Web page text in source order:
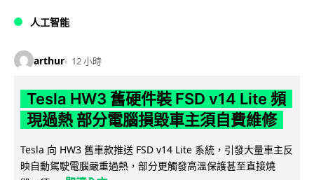
人工智能
arthur 12 小時
Tesla HW3 舊硬件裝 FSD v14 Lite 頻
現過熱 部分電腦損毀車主須自費維修
Tesla 向 HW3 舊車款推送 FSD v14 Lite 系統，引發大量車主反
映自動駕駛電腦嚴重過熱，部分更觸發高溫保護甚至直接燒